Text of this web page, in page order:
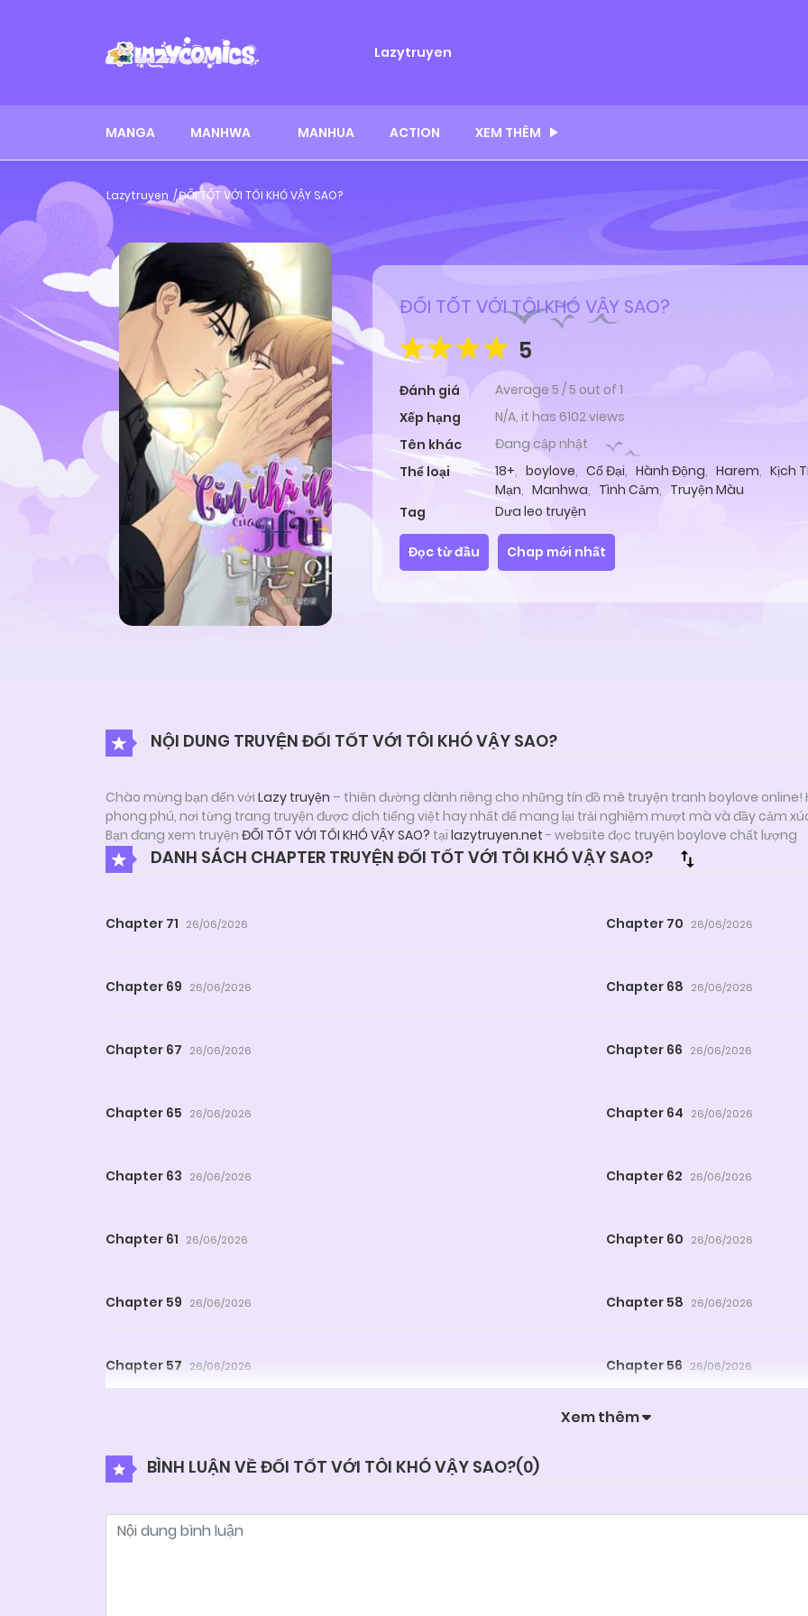
Lazytruyen
MANGA MANHWA MANHUA ACTION XEM THÊM
Lazytruyen ĐỐI TỐT VỚI TÔI KHÓ VẬY SAO?
ĐỐI TỐT VỚI TÔI KHÓ VẬY SAO?
5
Đánh giá Average 5 /5 out of 1
Xếp hạng
N/A, it has 6102 views
Tên khác
Đang cập nhật
Thể loại
18+, boylove, Cổ Đại, Hành Động, Harem, Kịch
Mạn, Manhwa, Tình Cảm, Truyện Màu
Tag
Dưa leo truyện
Đọc từ đầu Chap mới nhất
NỘI DUNG TRUYỆN ĐỐI TỐT VỚI TÔI KHÓ VẬY SAO?
Chào mừng bạn đến với Lazy truyện – thiên đường dành riêng cho những tín đồ mê truyện tranh boylove
phong phú, nơi từng trang truyện được dịch tiếng việt hay nhất để mang lại trải nghiệm mượt mà và đầy cảm
Bạn đang xem truyện ĐỐI TỐT VỚI TÔI KHÓ VẬY SAO? tại lazytruyen.net - website đọc truyện boylove chất lượng
DANH SÁCH CHAPTER TRUYỆN ĐỐI TỐT VỚI TÔI KHÓ VẬY SAO?
Chapter 71 26/06/2026 Chapter 70 26/06/2026
Chapter 69 26/06/2026 Chapter 68 26/06/2026
Chapter 67 26/06/2026 Chapter 66 26/06/2026
Chapter 65 26/06/2026 Chapter 64 26/06/2026
Chapter 63 26/06/2026 Chapter 62 26/06/2026
Chapter 61 26/06/2026 Chapter 60 26/06/2026
Chapter 59 26/06/2026 Chapter 58 26/06/2026
Chapter 57 26/06/2026 Chapter 56 26/06/2026
Xem thêm
BÌNH LUẬN VỀ ĐỐI TỐT VỚI TÔI KHÓ VẬY SAO?(0)